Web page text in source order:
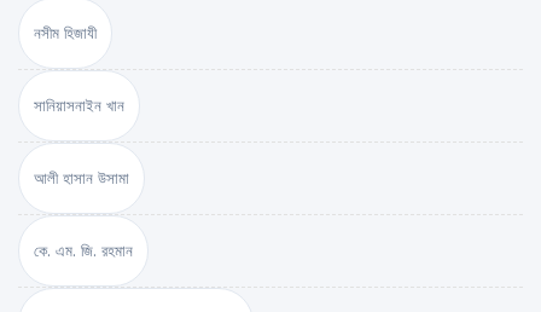
নসীম হিজাযী
সানিয়াসনাইন খান
আলী হাসান উসামা
কে. এম. জি. রহমান